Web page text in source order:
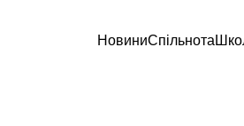
НовиниСпільнота